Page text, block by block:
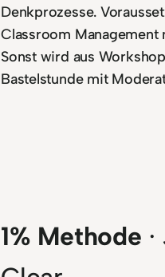
Denkprozesse.
Classroom Management
Sonst wird aus
Bastelstunde mit
1% Methode